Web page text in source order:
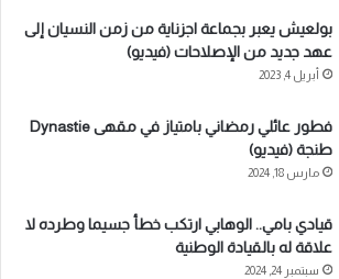
بولعيش يعبر بجماعة اجزناية من زمن النسيان إلى
عهد جديد من الإصلاحات (فيديو)
أبريل 4, 2023
فطور عائلي رمضاني بامتياز في مقهى Dynastie
طنجة (فيديو)
مارس 18, 2024
قيادي بامي.. الوهابي ارتكب خطأ جسيما وطرده لا
علاقة له بالقيادة الوطنية
سبتمبر 24, 2024